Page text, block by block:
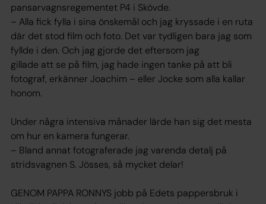
pansarvagnsregementet P4 i Skövde.
– Alla fick fylla i sina önskemål och jag kryssade i en ruta
där det stod film och foto. Det var tydligen bara jag som
fyllde i den. Och jag gjorde det eftersom jag
gillade att se på film, jag hade ingen tanke på att bli
fotograf, erkänner Joachim – eller Jocke som alla kallar
honom.
Under några intensiva månader lärde han sig det mesta
om hur en kamera fungerar.
– Bland annat fotograferade jag varenda detalj på
stridsvagnen S. Jösses, så mycket delar!
GENOM PAPPA RONNYS jobb på Edets pappersbruk i